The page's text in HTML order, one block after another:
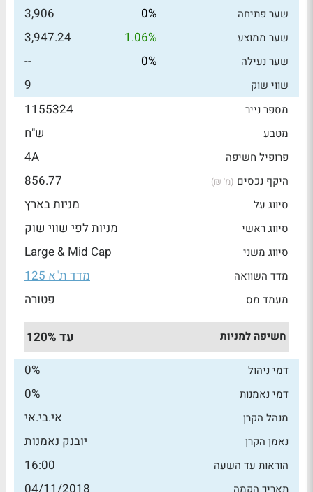
שער פתיחה 0%
3,906
שער ממוצע 1.06%
3,947.24
שער נעילה 0%
--
שווי שוק 9
מספר נייר 1155324
מטבע ש"ח
פרופיל חשיפה 4A
היקף נכסים (מ' ₪) 856.77
סיווג על מניות בארץ
סיווג ראשי מניות לפי שווי שוק
סיווג משני Large & Mid Cap
מדד השוואה מדד ת"א 125
מעמד מס פטורה
חשיפה למניות עד 120%
דמי ניהול 0%
דמי נאמנות 0%
מנהל הקרן אי.בי.אי
נאמן הקרן יובנק נאמנות
הוראות עד השעה 16:00